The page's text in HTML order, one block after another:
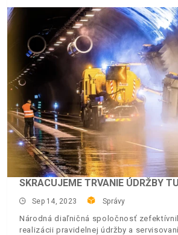
SKRACUJEME TRVANIE ÚDRŽBY
Sep 14, 2023 Správy
Národná diaľničná spoločnosť
realizácii pravidelnej údržby a